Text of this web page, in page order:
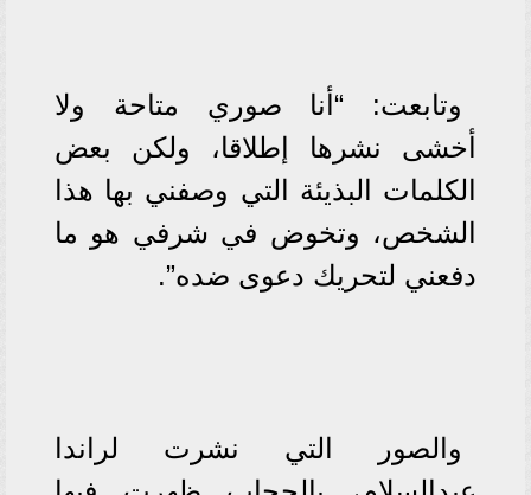
وتابعت: “أنا صوري متاحة ولا
أخشى نشرها إطلاقا، ولكن بعض
الكلمات البذيئة التي وصفني بها هذا
الشخص، وتخوض في شرفي هو ما
دفعني لتحريك دعوى ضده”.
والصور التي نشرت لراندا